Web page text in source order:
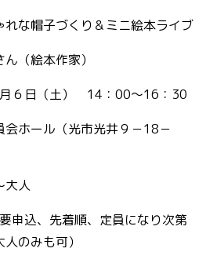
な帽子づくり＆ミニ絵本ライブ
（絵本作家）
６日（土） 14：00～16：30
ホール（光市光井９－18－
人
込、先着順、定員になり次第
のみも可）